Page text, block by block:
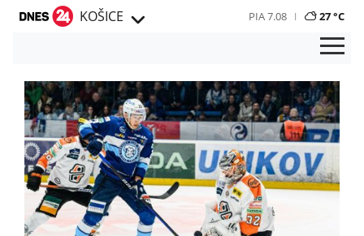
KOŠICE PIA 7.08 27 °C